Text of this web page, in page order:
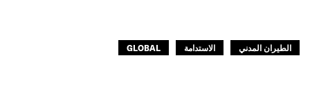
الطيران المدني الاستدامة GLOBAL